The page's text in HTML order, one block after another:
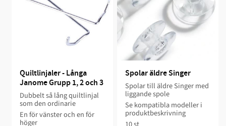
Quiltlinjaler - Långa
Janome Grupp 1, 2 och 3
Dubbelt så lång quiltlinjal
som den ordinarie
En för vänster och en för
höger
Spolar äldre Singer
Spolar till äldre Singer med
liggande spole
Se kompatibla modeller i
produktbeskrivning